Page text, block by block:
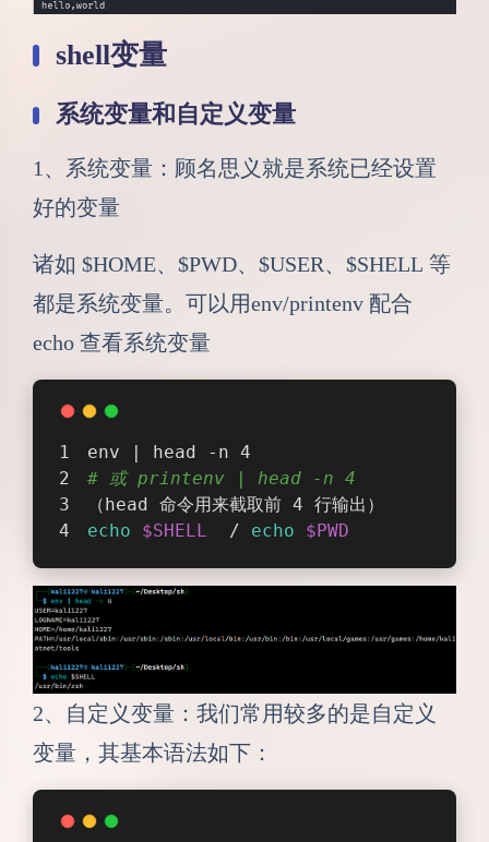
shell变量
系统变量和自定义变量
1、系统变量：顾名思义就是系统已经设置
好的变量
诸如 $HOME、$PWD、$USER、$SHELL 等
都是系统变量。可以用env/printenv 配合
echo 查看系统变量
env | head -n 4
# 或 printenv | head -n 4
（head 命令用来截取前 4 行输出）
echo
$SHELL
  /
echo $PWD
2、自定义变量：我们常用较多的是自定义
变量，其基本语法如下：